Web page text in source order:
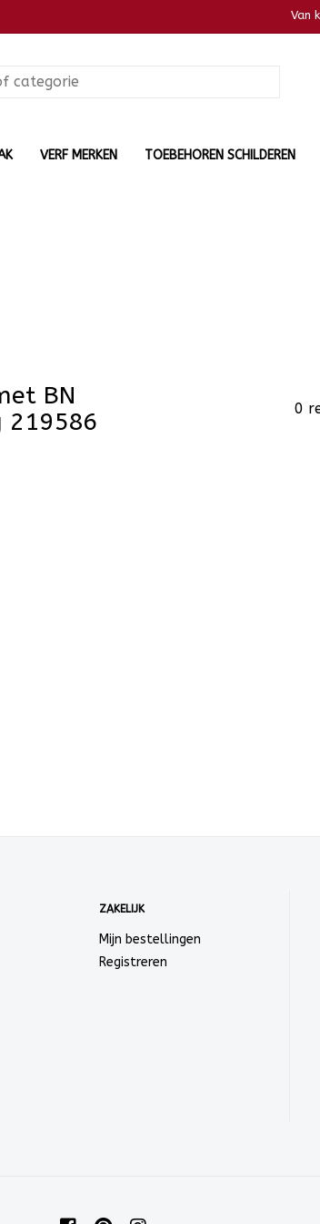
Van
VERF MERKEN TOEBEHOREN SCHILDEREN
BN
219586
0
ZAKELIJK
Mijn bestellingen
Registreren